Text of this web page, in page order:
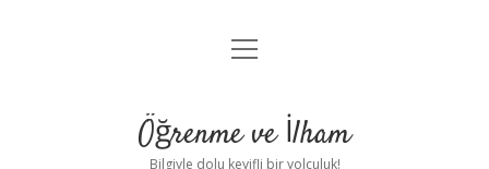
Anasayfa
Yasal Uyarı
menüyü
Öğrenme ve İlham
Bilgiyle dolu keyifli bir yolculuk!